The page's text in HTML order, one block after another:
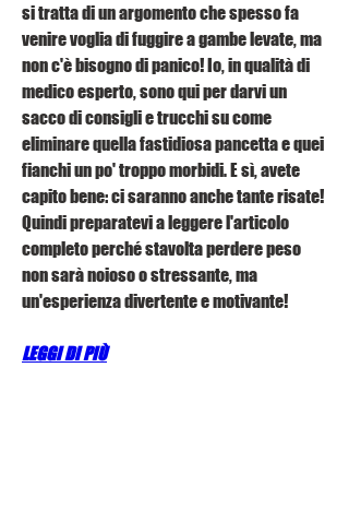
si tratta di un argomento che spesso fa
venire voglia di fuggire a gambe levate, ma
non c'è bisogno di panico! Io, in qualità di
medico esperto, sono qui per darvi un
sacco di consigli e trucchi su come
eliminare quella fastidiosa pancetta e quei
fianchi un po' troppo morbidi. E sì, avete
capito bene: ci saranno anche tante risate!
Quindi preparatevi a leggere l'articolo
completo perché stavolta perdere peso
non sarà noioso o stressante, ma
un'esperienza divertente e motivante!
LEGGI DI PIÙ